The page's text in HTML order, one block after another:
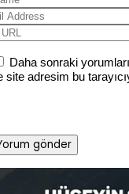
Daha sonraki
site adresim bu